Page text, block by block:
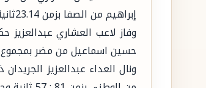
إبراهيم من الصفا بزمن 23.14ثانية وعبدالسلام القريع من الصفا ثالثاً بزمن 23.30 ثانية.
حسين اسماعيل من مضر بمجموع 4732 نقطة وثالثاً يوسف الهاشم من النور بمجموع 4719 نقطة.